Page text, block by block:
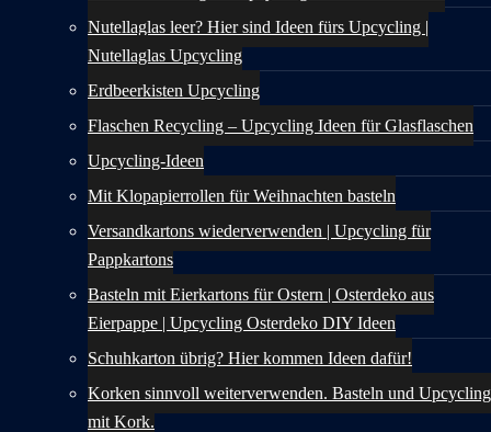
Nutellaglas leer? Hier sind Ideen fürs Upcycling |
Nutellaglas Upcycling
Erdbeerkisten Upcycling
Flaschen Recycling – Upcycling Ideen für Glasflaschen
Upcycling-Ideen
Mit Klopapierrollen für Weihnachten basteln
Versandkartons wiederverwenden | Upcycling für
Pappkartons
Basteln mit Eierkartons für Ostern | Osterdeko aus
Eierpappe | Upcycling Osterdeko DIY Ideen
Schuhkarton übrig? Hier kommen Ideen dafür!
Korken sinnvoll weiterverwenden. Basteln und Upcycling
mit Kork.